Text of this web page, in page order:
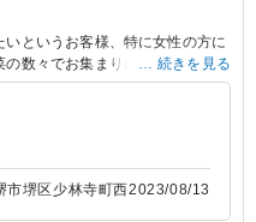
というお客様、特に女性の方に
数々でお集まりの席を華やか
ます。
続きを見る
市堺区少林寺町西2023/08/13